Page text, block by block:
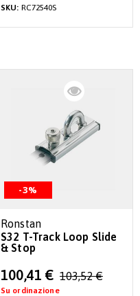
SKU: RC72540S
-3%
Ronstan
S32 T-Track Loop Slide
& Stop
Special
Price
100,41 € 103,52 €
Su ordinazione